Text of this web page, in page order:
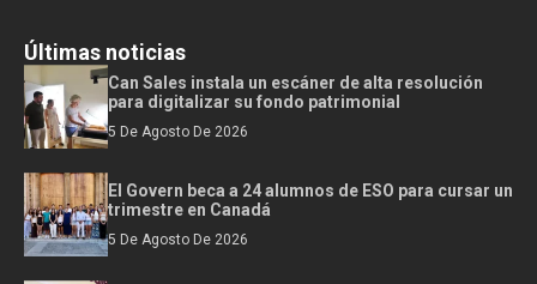
Últimas noticias
Can Sales instala un escáner de alta resolución
para digitalizar su fondo patrimonial
5 De Agosto De 2026
El Govern beca a 24 alumnos de ESO para cursar un
trimestre en Canadá
5 De Agosto De 2026